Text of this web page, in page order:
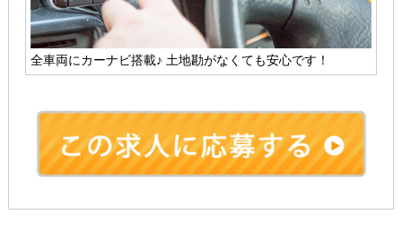
全車両にカーナビ搭載♪ 土地勘がなくても安心です！